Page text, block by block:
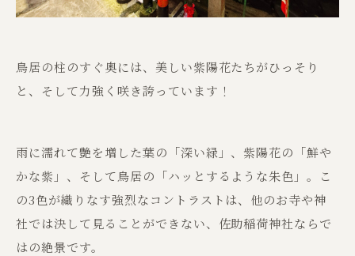
鳥居の柱のすぐ奥には、美しい紫陽花たちがひっそり
と、そして力強く咲き誇っています！
雨に濡れて艶を増した葉の「深い緑」、紫陽花の「鮮や
かな紫」、そして鳥居の「ハッとするような朱色」。こ
の3色が織りなす強烈なコントラストは、他のお寺や神
社では決して見ることができない、佐助稲荷神社ならで
はの絶景です。